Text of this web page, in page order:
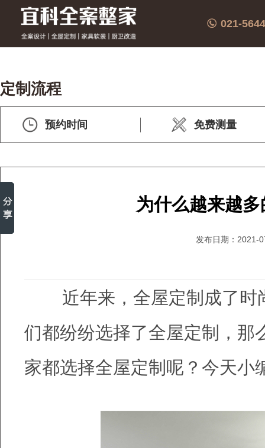
021-
定制流程
预约时间 免费测量
为什么越来越
发布日期：2021-
近年来，全屋定制成了时
们都纷纷选择了全屋定制，那
家都选择全屋定制呢？今天小